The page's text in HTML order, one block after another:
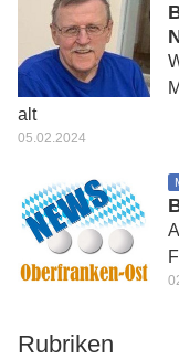
alt
05.02.2024
Rubriken